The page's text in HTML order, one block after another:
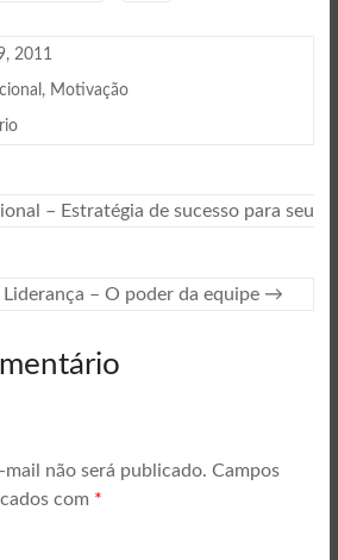
2011
, Motivação
– Estratégia de sucesso para seu
Liderança – O poder da equipe →
não será publicado. Campos
com *